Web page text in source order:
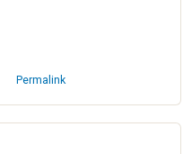
Permalink